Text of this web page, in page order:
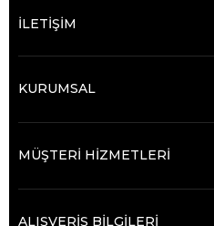
İLETİŞİM
KURUMSAL
MÜŞTERİ HİZMETLERİ
ALIŞVERİŞ BİLGİLERİ